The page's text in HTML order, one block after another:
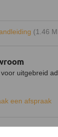
uitgebreid
een afspraak
Ja, onder
31 mg
(1.46